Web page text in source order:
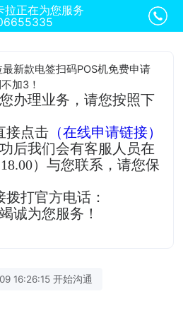
拉正在为您服务
新款电签扫码POS机免费申请
加3！
办理业务，请您按照下
接点击 （在线申请链接）
后我们会有客服人员在
）与您联系，请您保
打官方电话：
诚为您服务！
16:26:15 开始沟通